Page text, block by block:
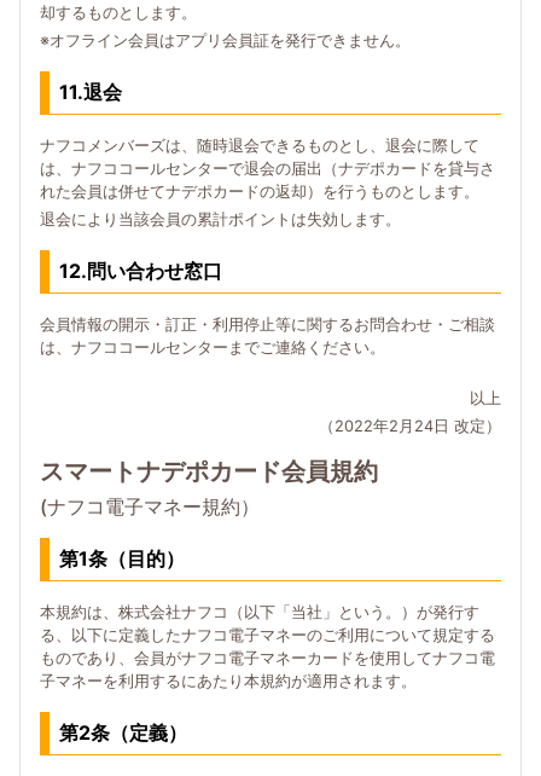
却するものとします。
※オフライン会員はアプリ会員証を発行できません。
11.退会
ナフコメンバーズは、随時退会できるものとし、退会に際して
は、ナフココールセンターで退会の届出（ナデポカードを貸与さ
れた会員は併せてナデポカードの返却）を行うものとします。
退会により当該会員の累計ポイントは失効します。
12.問い合わせ窓口
会員情報の開示・訂正・利用停止等に関するお問合わせ・ご相談
は、ナフココールセンターまでご連絡ください。
以上
（2022年2月24日 改定）
スマートナデポカード会員規約
(ナフコ電子マネー規約）
第1条（目的）
本規約は、株式会社ナフコ（以下「当社」という。）が発行す
る、以下に定義したナフコ電子マネーのご利用について規定する
ものであり、会員がナフコ電子マネーカードを使用してナフコ電
子マネーを利用するにあたり本規約が適用されます。
第2条（定義）